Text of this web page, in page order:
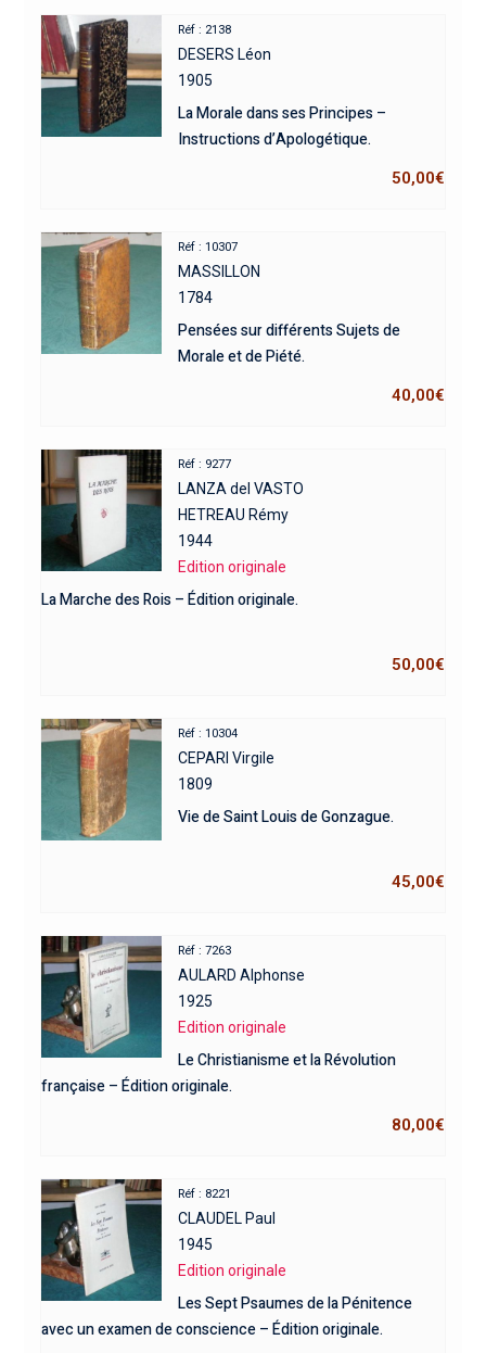
Réf : 2138
DESERS Léon
1905
La Morale dans ses Principes –
Instructions d’Apologétique.
50,00€
Réf : 10307
MASSILLON
1784
Pensées sur différents Sujets de
Morale et de Piété.
40,00€
Réf : 9277
LANZA del VASTO
HETREAU Rémy
1944
Edition originale
La Marche des Rois – Édition originale.
50,00€
Réf : 10304
CEPARI Virgile
1809
Vie de Saint Louis de Gonzague.
45,00€
Réf : 7263
AULARD Alphonse
1925
Edition originale
Le Christianisme et la Révolution
française – Édition originale.
80,00€
Réf : 8221
CLAUDEL Paul
1945
Edition originale
Les Sept Psaumes de la Pénitence
avec un examen de conscience – Édition originale.